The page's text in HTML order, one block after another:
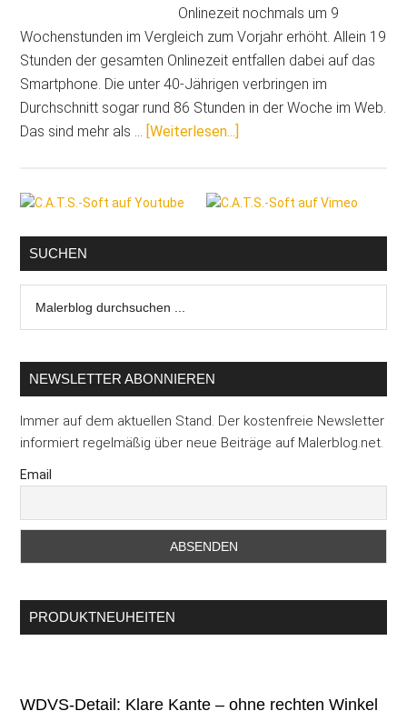
Onlinezeit nochmals um 9
Wochenstunden im Vergleich zum Vorjahr erhöht. Allein 19
Stunden der gesamten Onlinezeit entfallen dabei auf das
Smartphone. Die unter 40-Jährigen verbringen im
Durchschnitt sogar rund 86 Stunden in der Woche im Web.
Das sind mehr als … [Weiterlesen...]
Co:
Lebensstil
Seitenspalte
SUCHEN
durchsuchen
NEWSLETTER ABONNIEREN
Immer auf dem aktuellen Stand. Der kostenfreie Newsletter
informiert regelmäßig über neue Beiträge auf Malerblog.net.
Email
PRODUKTNEUHEITEN
WDVS-Detail: Klare Kante – ohne rechten Winkel